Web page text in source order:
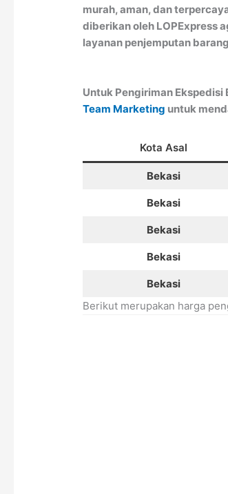
murah, aman, dan
diberikan oleh LOPExpress
layanan penjemputan
Untuk Pengiriman
Team Marketing untuk
Kota Asal
Bekasi
Bekasi
Bekasi
Bekasi
Bekasi
Berikut merupakan harga